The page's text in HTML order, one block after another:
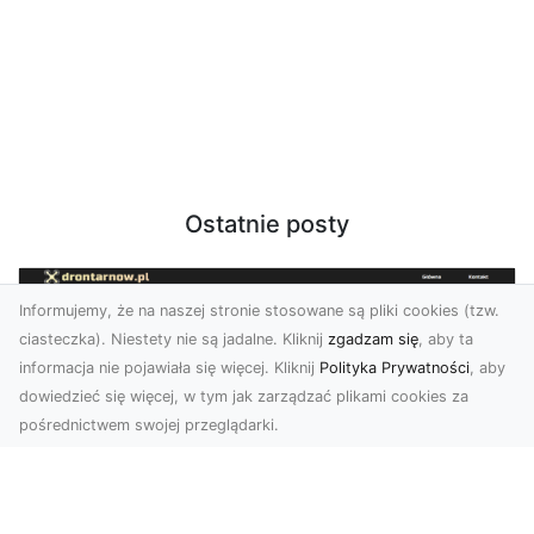
Ostatnie posty
Informujemy, że na naszej stronie stosowane są pliki cookies (tzw.
ciasteczka). Niestety nie są jadalne. Kliknij zgadzam się, aby ta
informacja nie pojawiała się więcej. Kliknij Polityka Prywatności, aby
dowiedzieć się więcej, w tym jak zarządzać plikami cookies za
pośrednictwem swojej przeglądarki.